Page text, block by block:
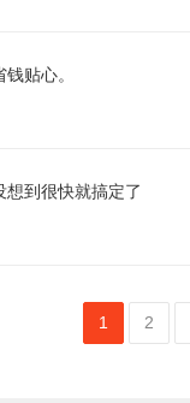
贴心。
到很快就搞定了
1 2